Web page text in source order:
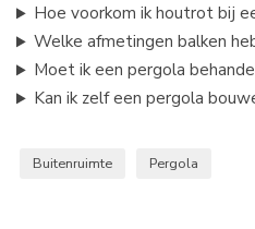
Hoe voorkom ik houtrot bij
Welke afmetingen balken
Moet ik een pergola
Kan ik zelf een pergola
Buitenruimte Pergola